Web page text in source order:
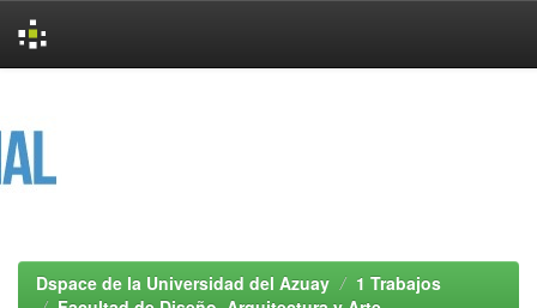
Dspace de la Universidad del Azuay
1 Trabajos